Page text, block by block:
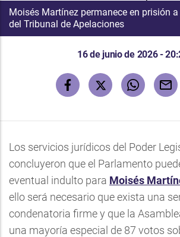
Moisés Martínez permanece en prisión
del Tribunal de Apelaciones
16 de junio de 2026 -
Los servicios jurídicos del Poder
concluyeron que el Parlamento
eventual indulto para Moisés
ello será necesario que exista una
condenatoria firme y que la
una mayoría especial de 87 votos